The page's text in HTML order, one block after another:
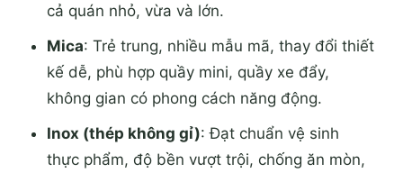
cả quán nhỏ, vừa và lớn.
Mica: Trẻ trung, nhiều mẫu mã, thay đổi thiết
kế dễ, phù hợp quầy mini, quầy xe đẩy,
không gian có phong cách năng động.
Inox (thép không gỉ): Đạt chuẩn vệ sinh
thực phẩm, độ bền vượt trội, chống ăn mòn,